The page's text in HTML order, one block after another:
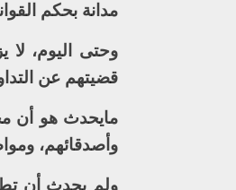
مدانة بحكم
وحتى اليوم،
قضيتهم عن
مايحدث هو أن
وأصدقائهم،
ولم يحدث أن